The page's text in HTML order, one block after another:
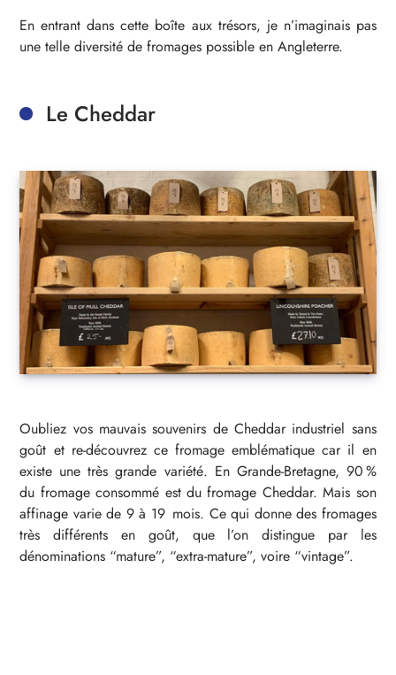
En entrant dans cette boîte aux trésors, je n’imaginais pas
une telle diversité de fromages possible en Angleterre.
Le Cheddar
Oubliez vos mauvais souvenirs de Cheddar industriel sans
goût et re-découvrez ce fromage emblématique car il en
existe une très grande variété. En Grande-Bretagne, 90 %
du fromage consommé est du fromage Cheddar. Mais son
affinage varie de 9 à 19 mois. Ce qui donne des fromages
très différents en goût, que l’on distingue par les
dénominations “mature”, “extra-mature”, voire “vintage”.